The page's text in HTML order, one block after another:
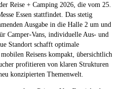
Reise + Camping 2026, die vom 25.
Essen stattfindet. Das stetig
Ausgabe in die Halle 2 um und
Camper-Vans, individuelle Aus- und
Standort schafft optimale
Reisens kompakt, übersichtlich
profitieren von klaren Strukturen
konzipierten Themenwelt.